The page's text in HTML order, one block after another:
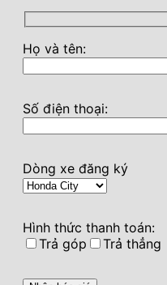
Họ và tên:
Số điện thoại:
Dòng xe đăng ký
Hình thức thanh toán:
Trả góp
Trả thẳng